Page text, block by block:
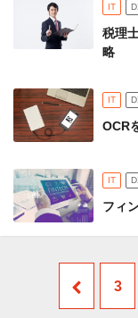
IT
税理
略
IT
OCR
IT
フィ
3